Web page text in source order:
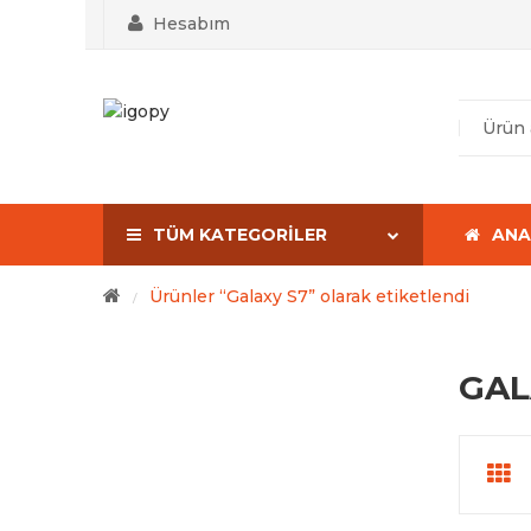
Hesabım
TÜM KATEGORILER
/ Ürünler “Galaxy S7” olarak etiketlendi